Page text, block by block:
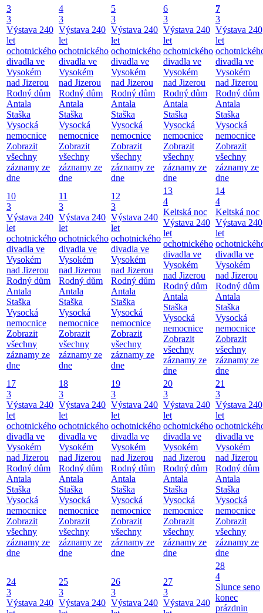
3
3
Výstava 240
let
ochotnického
divadla ve
Vysokém
nad Jizerou
Rodný dům
Antala
Staška
Vysocká
nemocnice
Zobrazit
všechny
záznamy ze
dne
4
3
Výstava 240
let
ochotnického
divadla ve
Vysokém
nad Jizerou
Rodný dům
Antala
Staška
Vysocká
nemocnice
Zobrazit
všechny
záznamy ze
dne
5
3
Výstava 240
let
ochotnického
divadla ve
Vysokém
nad Jizerou
Rodný dům
Antala
Staška
Vysocká
nemocnice
Zobrazit
všechny
záznamy ze
dne
6
3
Výstava 240
let
ochotnického
divadla ve
Vysokém
nad Jizerou
Rodný dům
Antala
Staška
Vysocká
nemocnice
Zobrazit
všechny
záznamy ze
dne
7
3
Výstava 240
let
divadla ve
Vysokém
nad Jizerou
Rodný dům
Antala
Staška
Vysocká
nemocnice
Zobrazit
všechny
záznamy ze
dne
10
3
Výstava 240
let
ochotnického
divadla ve
Vysokém
nad Jizerou
Rodný dům
Antala
Staška
Vysocká
nemocnice
Zobrazit
všechny
záznamy ze
dne
11
3
Výstava 240
let
ochotnického
divadla ve
Vysokém
nad Jizerou
Rodný dům
Antala
Staška
Vysocká
nemocnice
Zobrazit
všechny
záznamy ze
dne
12
3
Výstava 240
let
ochotnického
divadla ve
Vysokém
nad Jizerou
Rodný dům
Antala
Staška
Vysocká
nemocnice
Zobrazit
všechny
záznamy ze
dne
13
4
Keltská noc
Výstava 240
let
ochotnického
divadla ve
Vysokém
nad Jizerou
Rodný dům
Antala
Staška
Vysocká
nemocnice
Zobrazit
všechny
záznamy ze
dne
14
4
Keltská noc
Výstava 240
let
divadla ve
Vysokém
nad Jizerou
Rodný dům
Antala
Staška
Vysocká
nemocnice
Zobrazit
všechny
záznamy ze
dne
17
3
Výstava 240
let
ochotnického
divadla ve
Vysokém
nad Jizerou
Rodný dům
Antala
Staška
Vysocká
nemocnice
Zobrazit
všechny
záznamy ze
dne
18
3
Výstava 240
let
ochotnického
divadla ve
Vysokém
nad Jizerou
Rodný dům
Antala
Staška
Vysocká
nemocnice
Zobrazit
všechny
záznamy ze
dne
19
3
Výstava 240
let
ochotnického
divadla ve
Vysokém
nad Jizerou
Rodný dům
Antala
Staška
Vysocká
nemocnice
Zobrazit
všechny
záznamy ze
dne
20
3
Výstava 240
let
ochotnického
divadla ve
Vysokém
nad Jizerou
Rodný dům
Antala
Staška
Vysocká
nemocnice
Zobrazit
všechny
záznamy ze
dne
21
3
Výstava 240
let
divadla ve
Vysokém
nad Jizerou
Rodný dům
Antala
Staška
Vysocká
nemocnice
Zobrazit
všechny
záznamy ze
dne
24
3
Výstava 240
25
3
Výstava 240
26
3
Výstava 240
27
3
Výstava 240
28
4
Slunce seno
konec
prázdnin